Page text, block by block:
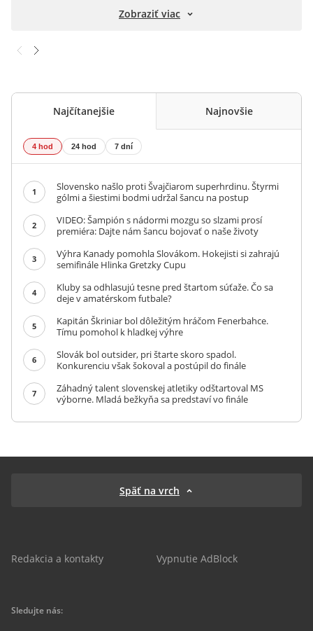
Zobraziť viac
Najčítanejšie Najnovšie
4 hod 24 hod 7 dní
1
Slovensko našlo proti Švajčiarom superhrdinu. Štyrmi
gólmi a šiestimi bodmi udržal šancu na postup
2
VIDEO: Šampión s nádormi mozgu so slzami prosí
premiéra: Dajte nám šancu bojovať o naše životy
3
Výhra Kanady pomohla Slovákom. Hokejisti si zahrajú
semifinále Hlinka Gretzky Cupu
4
Kluby sa odhlasujú tesne pred štartom súťaže. Čo sa
deje v amatérskom futbale?
5
Kapitán Škriniar bol dôležitým hráčom Fenerbahce.
Tímu pomohol k hladkej výhre
6
Slovák bol outsider, pri štarte skoro spadol.
Konkurenciu však šokoval a postúpil do finále
7
Záhadný talent slovenskej atletiky odštartoval MS
výborne. Mladá bežkyňa sa predstaví vo finále
Späť na vrch
Redakcia a kontakty Vypnutie AdBlock
Sledujte nás: